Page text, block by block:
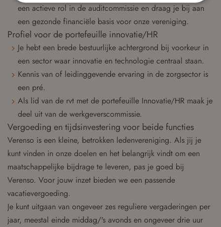
een actieve rol in de auditcommissie en draag je bij aan
een gezonde financiële basis voor onze vereniging.
Profiel voor de portefeuille innovatie/HR
Je hebt een brede bestuurlijke achtergrond bij voorkeur in
een sector waar innovatie en technologie centraal staan.
Kennis van of leidinggevende ervaring in de zorgsector is
een pré.
Als lid van de rvt met de portefeuille Innovatie/HR maak je
deel uit van de werkgeverscommissie.
Vergoeding en tijdsinvestering voor beide functies
Verenso is een kleine, betrokken ledenvereniging. Als jij je
kunt vinden in onze doelen en het belangrijk vindt om een
maatschappelijke bijdrage te leveren, pas je goed bij
Verenso. Voor jouw inzet bieden we een passende
vacatievergoeding.
Je kunt uitgaan van ongeveer zes reguliere vergaderingen per
jaar, meestal einde middag/'s avonds en ongeveer drie uur